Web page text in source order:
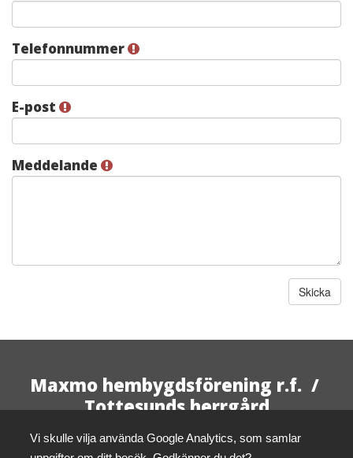
Telefonnummer
E-post
Meddelande
Maxmo hembygdsförening r.f. /
Tottesunds herrgård
Ta kontakt
Adress
Vi skulle vilja använda Google Analytics, som samlar